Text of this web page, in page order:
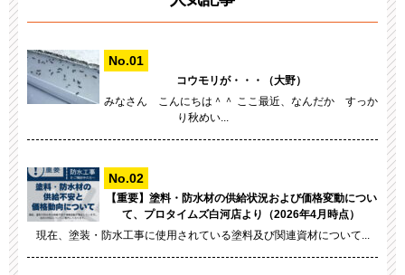
コウモリが・・・（大野）
みなさん こんにちは＾＾ ここ最近、なんだか すっか
り秋めい...
【重要】塗料・防水材の供給状況および価格変動につい
て、プロタイムズ白河店より（2026年4月時点）
現在、塗装・防水工事に使用されている塗料及び関連資材について...